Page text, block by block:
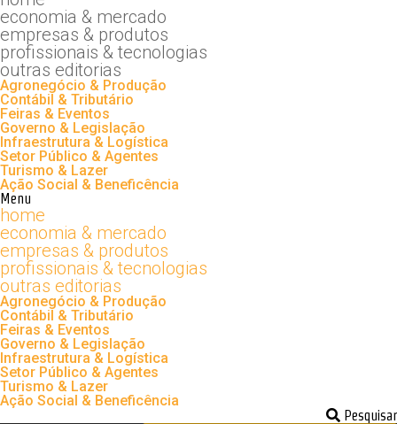
economia & mercado
empresas & produtos
profissionais & tecnologias
outras editorias
Agronegócio & Produção
Contábil & Tributário
Feiras & Eventos
Governo & Legislação
Infraestrutura & Logística
Setor Público & Agentes
Turismo & Lazer
Ação Social & Beneficência
Menu
home
economia & mercado
empresas & produtos
profissionais & tecnologias
outras editorias
Agronegócio & Produção
Contábil & Tributário
Feiras & Eventos
Governo & Legislação
Infraestrutura & Logística
Setor Público & Agentes
Turismo & Lazer
Ação Social & Beneficência
Pesquisar